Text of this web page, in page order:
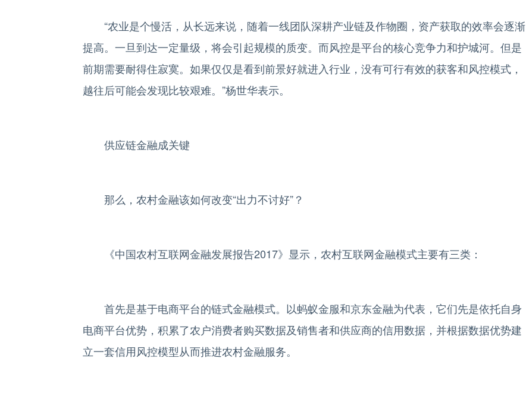
“农业是个慢活，从长远来说，随着一线团队深耕产业链及作物圈，资产获取的效率会逐渐
提高。一旦到达一定量级，将会引起规模的质变。而风控是平台的核心竞争力和护城河。但是
前期需要耐得住寂寞。如果仅仅是看到前景好就进入行业，没有可行有效的获客和风控模式，
越往后可能会发现比较艰难。”杨世华表示。
供应链金融成关键
那么，农村金融该如何改变“出力不讨好”？
《中国农村互联网金融发展报告2017》显示，农村互联网金融模式主要有三类：
首先是基于电商平台的链式金融模式。以蚂蚁金服和京东金融为代表，它们先是依托自身
电商平台优势，积累了农户消费者购买数据及销售者和供应商的信用数据，并根据数据优势建
立一套信用风控模型从而推进农村金融服务。